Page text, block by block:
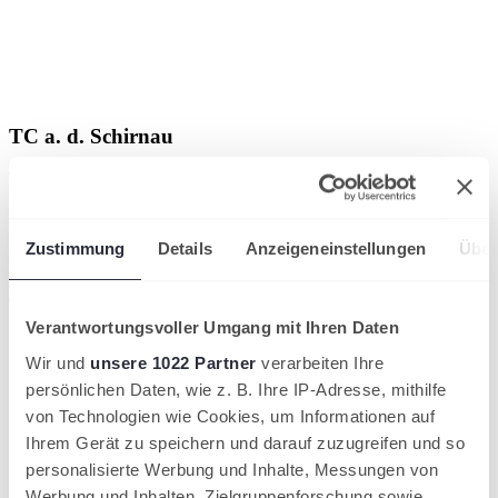
Zustimmung Details Anzeigeneinstellungen
Verantwortungsvoller Umgang mit Ihren Daten
Wir und unsere 1022 Partner verarbeiten Ihre
persönlichen Daten, wie z. B. Ihre IP-Adresse, mithilfe
von Technologien wie Cookies, um Informationen auf
Ihrem Gerät zu speichern und darauf zuzugreifen und so
personalisierte Werbung und Inhalte, Messungen von
TC a. d. Schirnau
Zeitraum: 23.07.-26.07.2026